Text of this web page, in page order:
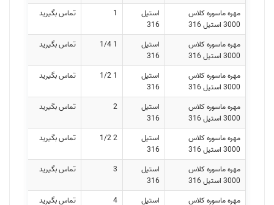
مهره ماسوره کلاس
3000 استیل 316
استیل
316
1 تماس بگیرید
مهره ماسوره کلاس
3000 استیل 316
استیل
316
1 1/4 تماس بگیرید
مهره ماسوره کلاس
3000 استیل 316
استیل
316
1 1/2 تماس بگیرید
مهره ماسوره کلاس
3000 استیل 316
استیل
316
2 تماس بگیرید
مهره ماسوره کلاس
3000 استیل 316
استیل
316
2 1/2 تماس بگیرید
مهره ماسوره کلاس
3000 استیل 316
استیل
316
3 تماس بگیرید
مهره ماسوره کلاس استیل 4 تماس بگیرید